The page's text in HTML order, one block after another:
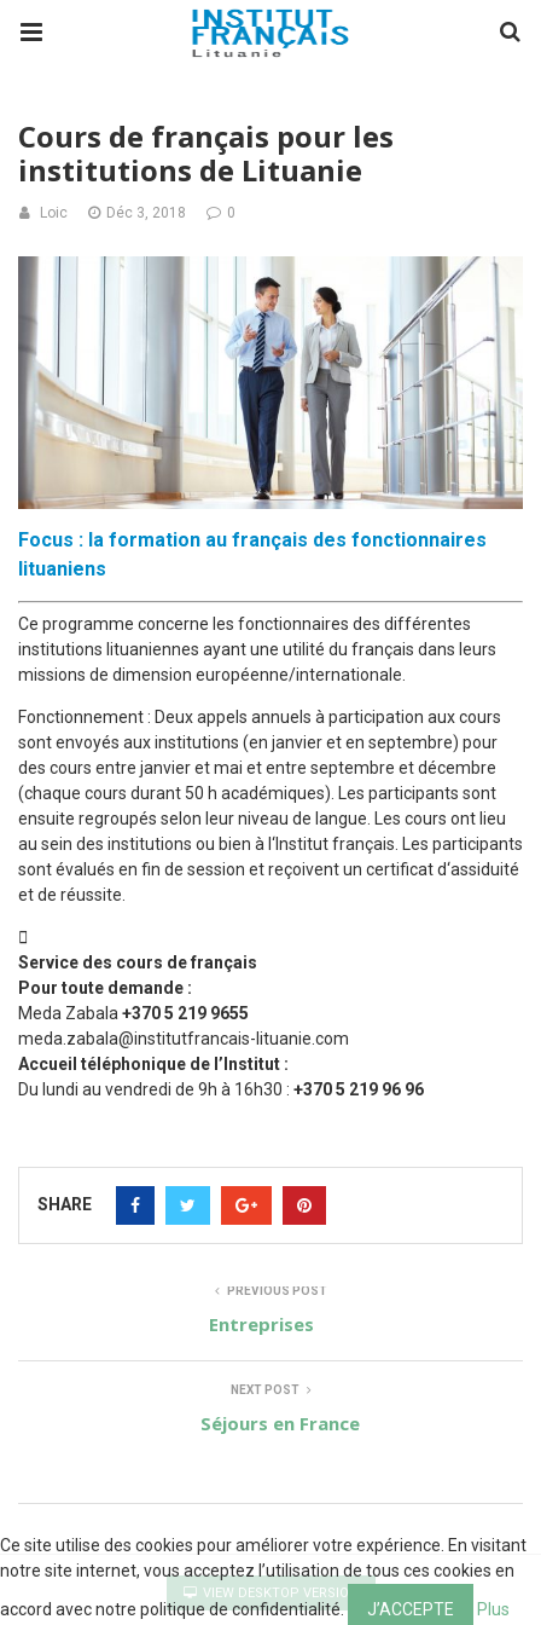
Cours de français pour les
institutions de Lituanie
Loic Déc 3, 2018 0
Focus : la formation au français des fonctionnaires
lituaniens
Ce programme concerne les fonctionnaires des différentes
institutions lituaniennes ayant une utilité du français dans leurs
missions de dimension européenne/internationale.
Fonctionnement : Deux appels annuels à participation aux cours
sont envoyés aux institutions (en janvier et en septembre) pour
des cours entre janvier et mai et entre septembre et décembre
(chaque cours durant 50 h académiques). Les participants sont
ensuite regroupés selon leur niveau de langue. Les cours ont lieu
au sein des institutions ou bien à l‘Institut français. Les participants
sont évalués en fin de session et reçoivent un certificat d‘assiduité
et de réussite.
Service des cours de français
Pour toute demande :
Meda Zabala +370 5 219 9655
meda.zabala@institutfrancais-lituanie.com
Accueil téléphonique de l’Institut :
Du lundi au vendredi de 9h à 16h30 : +370 5 219 96 96
SHARE
PREVIOUS POST
Entreprises
NEXT POST
Séjours en France
VIEW DESKTOP VERSION
Ce site utilise des cookies pour améliorer votre expérience. En visitant
notre site internet, vous acceptez l’utilisation de tous ces cookies en
accord avec notre politique de confidentialité.
J’ACCEPTE Plus